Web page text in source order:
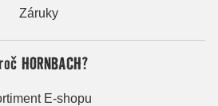
Záruky
HORNBACH?
E-shopu